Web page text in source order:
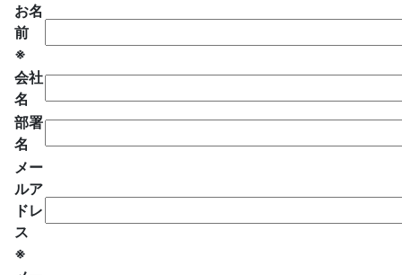
お名
前
※
会社
名
部署
名
メー
ルア
ドレ
ス
※